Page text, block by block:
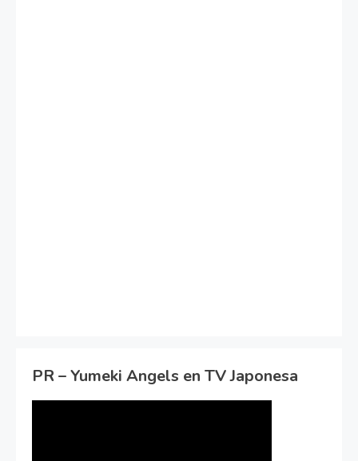
PR – Yumeki Angels en TV Japonesa